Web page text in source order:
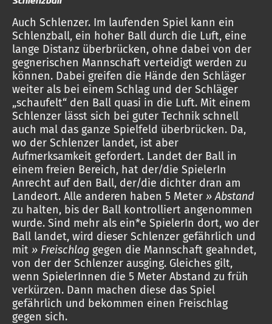
Auch Schlenzer. Im laufenden Spiel kann ein
Schlenzball, ein hoher Ball durch die Luft, eine
lange Distanz überbrücken, ohne dabei von der
gegnerischen Mannschaft verteidigt werden zu
können. Dabei greifen die Hände den Schläger
weiter als bei einem Schlag und der Schläger
„schaufelt“ den Ball quasi in die Luft. Mit einem
Schlenzer lässt sich bei guter Technik schnell
auch mal das ganze Spielfeld überbrücken. Da,
wo der Schlenzer landet, ist aber
Aufmerksamkeit gefordert. Landet der Ball in
einem freien Bereich, hat der/die SpielerIn
Anrecht auf den Ball, der/die dichter dran am
Landeort. Alle anderen haben 5 Meter » Abstand
zu halten, bis der Ball kontrolliert angenommen
wurde. Sind mehr als ein*e SpielerIn dort, wo der
Ball landet, wird dieser Schlenzer gefährlich und
mit » Freischlag gegen die Mannschaft geahndet,
von der der Schlenzer ausging. Gleiches gilt,
wenn SpielerInnen die 5 Meter Abstand zu früh
verkürzen. Dann machen diese das Spiel
gefährlich und bekommen einen Freischlag
gegen sich.